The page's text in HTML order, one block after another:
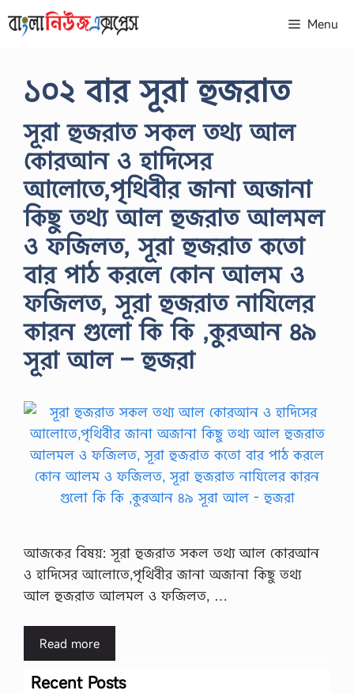
to
Menu
১০২ বার সূরা হুজরাত
সূরা হুজরাত সকল তথ্য আল
কোরআন ও হাদিসের
আলোতে,পৃথিবীর জানা অজানা
কিছু তথ্য আল হুজরাত আলমল
ও ফজিলত, সূরা হুজরাত কতো
বার পাঠ করলে কোন আলম ও
ফজিলত, সূরা হুজরাত নাযিলের
কারন গুলো কি কি ,কুরআন ৪৯
সূরা আল – হুজরা
আজকের বিষয়: সূরা হুজরাত সকল তথ্য আল কোরআন
ও হাদিসের আলোতে,পৃথিবীর জানা অজানা কিছু তথ্য
আল হুজরাত আলমল ও ফজিলত, …
Read more
Recent Posts